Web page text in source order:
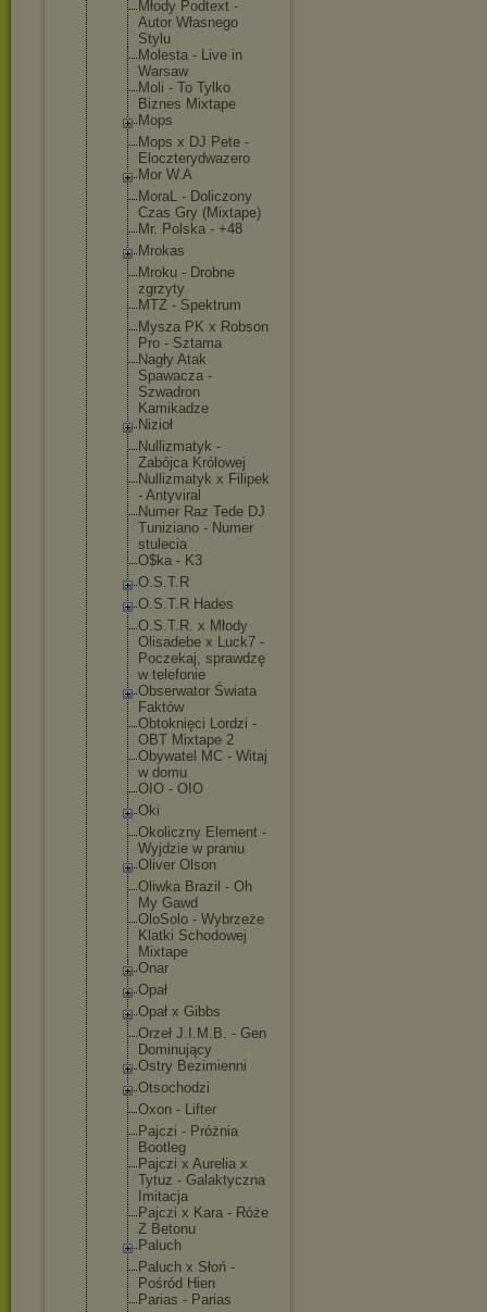
Młody Podtext -
Autor Własnego
Stylu
Molesta - Live in
Warsaw
Moli - To Tylko
Biznes Mixtape
Mops
Mops x DJ Pete -
Eloczterydwazero
Mor W.A
MoraL - Doliczony
Czas Gry (Mixtape)
Mr. Polska - +48
Mrokas
Mroku - Drobne
zgrzyty
MTZ - Spektrum
Mysza PK x Robson
Pro - Sztama
Nagły Atak
Spawacza -
Szwadron
Kamikadze
Nizioł
Nullizmatyk -
Zabójca Królowej
Nullizmatyk x Filipek
- Antyviral
Numer Raz Tede DJ
Tuniziano - Numer
stulecia
O$ka - K3
O.S.T.R
O.S.T.R Hades
O.S.T.R. x Młody
Olisadebe x Luck7 -
Poczekaj, sprawdzę
w telefonie
Obserwator Świata
Faktów
Obtoknięci Lordzi -
OBT Mixtape 2
Obywatel MC - Witaj
w domu
OIO - OIO
Oki
Okoliczny Element -
Wyjdzie w praniu
Oliver Olson
Oliwka Brazil - Oh
My Gawd
OloSolo - Wybrzeże
Klatki Schodowej
Mixtape
Onar
Opał
Opał x Gibbs
Orzeł J.I.M.B. - Gen
Dominujący
Ostry Bezimienni
Otsochodzi
Oxon - Lifter
Pajczi - Próżnia
Bootleg
Pajczi x Aurelia x
Tytuz - Galaktyczna
Imitacja
Pajczi x Kara - Róże
Z Betonu
Paluch
Paluch x Słoń -
Pośród Hien
Parias - Parias